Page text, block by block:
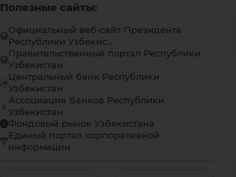
Полезные сайты:
Официальный веб-сайт Президента
Республики Узбекис...
Правительственный портал Республики
Узбекистан
Центральный банк Республики
Узбекистан
Ассоциация Банков Республики
Узбекистан
Фондовый рынок Узбекистана
Единый портал корпоративной
информации